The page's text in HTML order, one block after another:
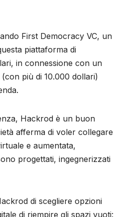
First Democracy VC, un
piattaforma di
in connessione con un
più di 10.000 dollari)
Hackrod è un buon
afferma di voler collegare
e aumentata,
progettati, ingegnerizzati
di scegliere opzioni
di riempire gli spazi vuoti: